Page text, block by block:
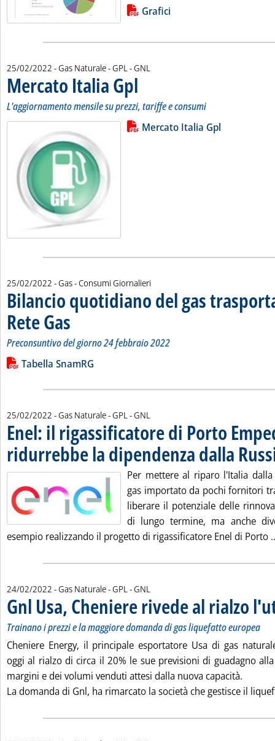
Lista allegati PDF alla notizia
Grafici
25/02/2022 - Gas Naturale - GPL - GNL
Mercato Italia Gpl
L'aggiornamento mensile su prezzi, tariffe e consumi
Leggi tutta la notizia: 'Mercato
Lista allegati PDF alla notiziaMercato Italia Gpl
25/02/2022 - Gas - Consumi Giornalieri
Bilancio quotidiano del gas
Rete Gas . Sottotitolo: Preconsuntivo del giorno 24 febbraio 2022
. Pubblicata venerdì 25 febbraio 2022 alle 13.48.
Preconsuntivo del giorno 24 febbraio 2022
Leggi tutta la notizia: 'Bilancio quotidiano del gas
Lista allegati PDF alla notizia
Tabella SnamRG
25/02/2022 - Gas Naturale - GPL - GNL
Enel: il rigassificatore di Porto
ridurrebbe la dipendenza dalla
Per mettere al riparo l'Italia
gas importato da pochi fornitori
liberare il potenziale delle
di lungo termine, ma anche
esempio realizzando il progetto di rigassificatore Enel di Porto
24/02/2022 - Gas Naturale - GPL - GNL
Gnl Usa, Cheniere rivede al rialzo
Trainano i prezzi e la maggiore domanda di gas liquefatto europea
Cheniere Energy, il principale esportatore Usa di gas
oggi al rialzo di circa il 20% le sue previsioni di guadagno
margini e dei volumi venduti attesi dalla nuova capacità.
La domanda di Gnl, ha rimarcato la società che gestisce il